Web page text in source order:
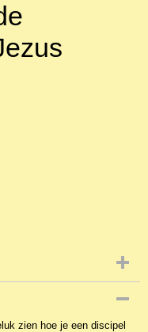
zien hoe je een discipel